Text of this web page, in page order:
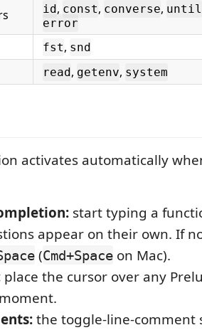
id, const, converse, until
error
fst, snd
read, getenv, system
activates automatically
start typing a
appear on their own. If
(Cmd+Space on Mac).
place the cursor over any
the toggle-line-comment